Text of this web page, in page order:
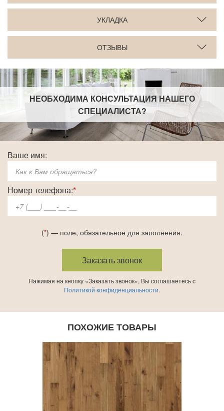
УКЛАДКА
ОТЗЫВЫ
НЕОБХОДИМА КОНСУЛЬТАЦИЯ НАШЕГО
СПЕЦИАЛИСТА?
Ваше имя:
Номер телефона:*
(*) — поле, обязательное для заполнения.
Нажимая на кнопку «Заказать звонок», Вы соглашаетесь с
Политикой конфиденциальности.
ПОХОЖИЕ ТОВАРЫ